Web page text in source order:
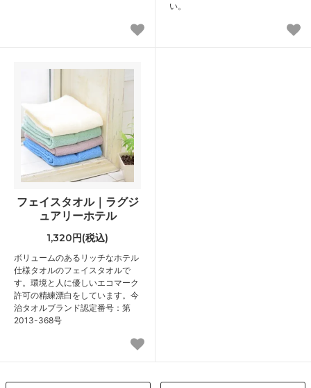
い。
フェイスタオル｜ラグジ
ュアリーホテル
1,320円(税込)
ボリュームのあるリッチなホテル
仕様タオルのフェイスタオルで
す。環境と人に優しいエコマーク
許可の精練漂白をしています。今
治タオルブランド認定番号：第
2013-368号